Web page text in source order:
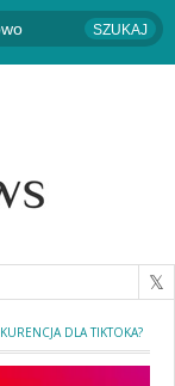
DLA TIKTOKA?